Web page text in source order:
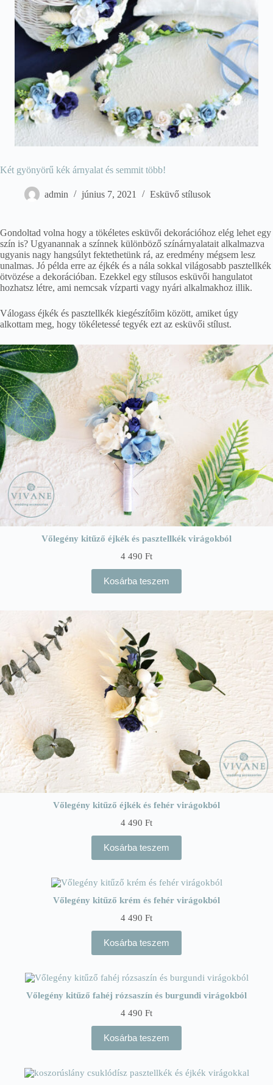
Két gyönyörű kék árnyalat és semmit több!
admin június 7, 2021 Esküvő stílusok
Gondoltad volna hogy a tökéletes esküvői dekorációhoz elég lehet egy
szín is? Ugyanannak a színnek különböző színárnyalatait alkalmazva
ugyanis nagy hangsúlyt fektethetünk rá, az eredmény mégsem lesz
unalmas. Jó példa erre az éjkék és a nála sokkal világosabb pasztellkék
ötvözése a dekorációban. Ezekkel egy stílusos esküvői hangulatot
hozhatsz létre, ami nemcsak vízparti vagy nyári alkalmakhoz illik.
Válogass éjkék és pasztellkék kiegészítőim között, amiket úgy
alkottam meg, hogy tökéletessé tegyék ezt az esküvői stílust.
Vőlegény kitűző éjkék és pasztellkék virágokból
4 490 Ft
Kosárba teszem
Vőlegény kitűző éjkék és fehér virágokból
4 490 Ft
Kosárba teszem
Vőlegény kitűző krém és fehér virágokból
4 490 Ft
Kosárba teszem
Vőlegény kitűző fahéj rózsaszín és burgundi virágokból
4 490 Ft
Kosárba teszem